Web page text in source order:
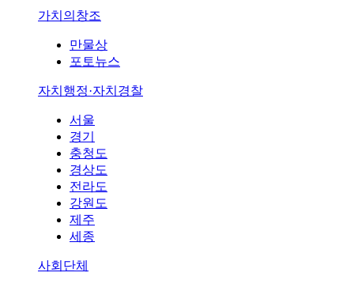
가치의창조
만물상
포토뉴스
자치행정·자치경찰
서울
경기
충청도
경상도
전라도
강원도
제주
세종
사회단체